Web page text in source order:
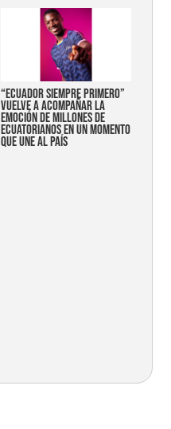
“Ecuador siempre primero”
vuelve a acompañar la
emoción de millones de
ecuatorianos en un momento
que une al país